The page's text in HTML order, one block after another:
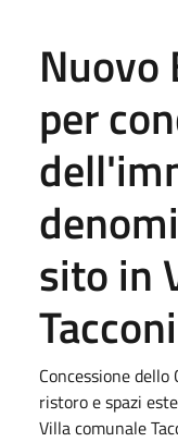
Nuovo
per
sito in
Concessione
ristoro e spazi
Villa comunale